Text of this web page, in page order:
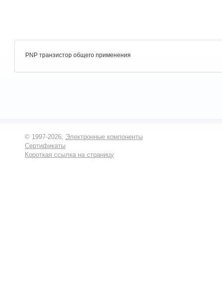
PNP транзистор общего применения
© 1997-2026, Электронные компоненты
Сертификаты
Короткая ссылка на страницу